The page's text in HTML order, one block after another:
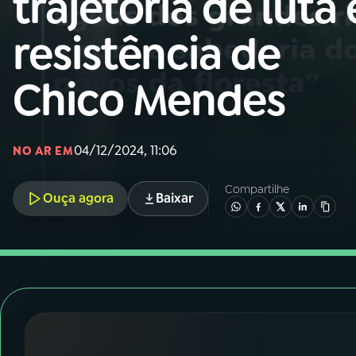
01INÍCIO
02A RÁDIO
03PROGRAMAÇÃO
04PROGRAMAS
05PODCASTS
resistência de
Chico Mendes
NO AR EM04/12/2024, 11:06
Ouça agora Baixar
Compartilhe